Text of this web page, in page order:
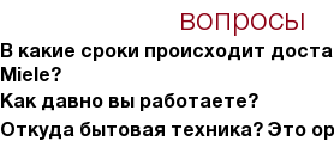
вопросы
В какие сроки происходит
Miele?
Как давно вы работаете?
Откуда бытовая техника? Это